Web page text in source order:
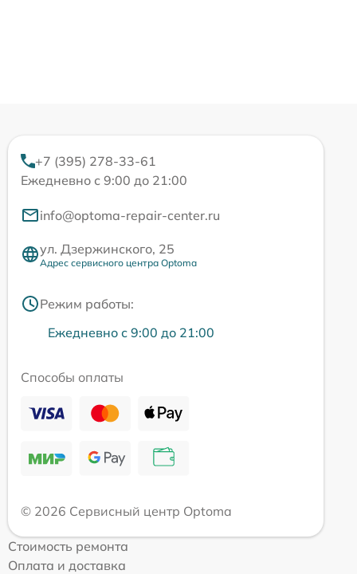
+7 (395) 278-33-61
Ежедневно с 9:00 до 21:00
info@optoma-repair-center.ru
ул. Дзержинского, 25
Адрес сервисного центра Optoma
Режим работы:
Ежедневно с 9:00 до 21:00
Способы оплаты
© 2026 Сервисный центр Optoma
Стоимость ремонта
Оплата и доставка